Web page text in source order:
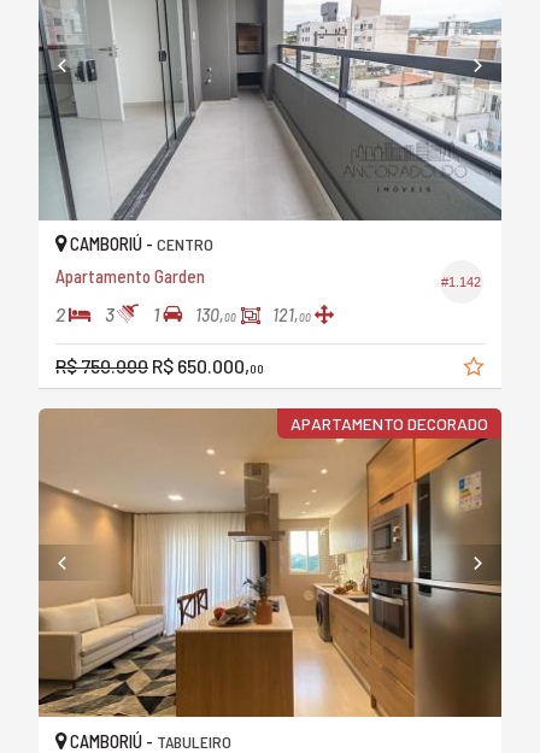
#1.142
CAMBORIÚ - CENTRO
Apartamento Garden
2 3 1 130,00 121,00
R$ 750.000 R$ 650.000,00
APARTAMENTO DECORADO
CAMBORIÚ - TABULEIRO